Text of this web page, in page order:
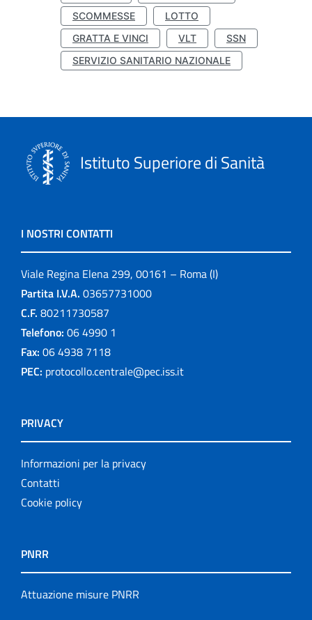
SCOMMESSE
LOTTO
GRATTA E VINCI
VLT
SSN
SERVIZIO SANITARIO NAZIONALE
Istituto Superiore di Sanità
I NOSTRI CONTATTI
Viale Regina Elena 299, 00161 – Roma (I)
Partita I.V.A. 03657731000
C.F. 80211730587
Telefono: 06 4990 1
Fax: 06 4938 7118
PEC: protocollo.centrale@pec.iss.it
PRIVACY
Informazioni per la privacy
Contatti
Cookie policy
PNRR
Attuazione misure PNRR